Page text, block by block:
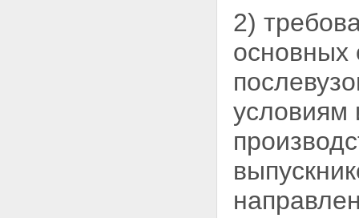
2)
основных
условиям